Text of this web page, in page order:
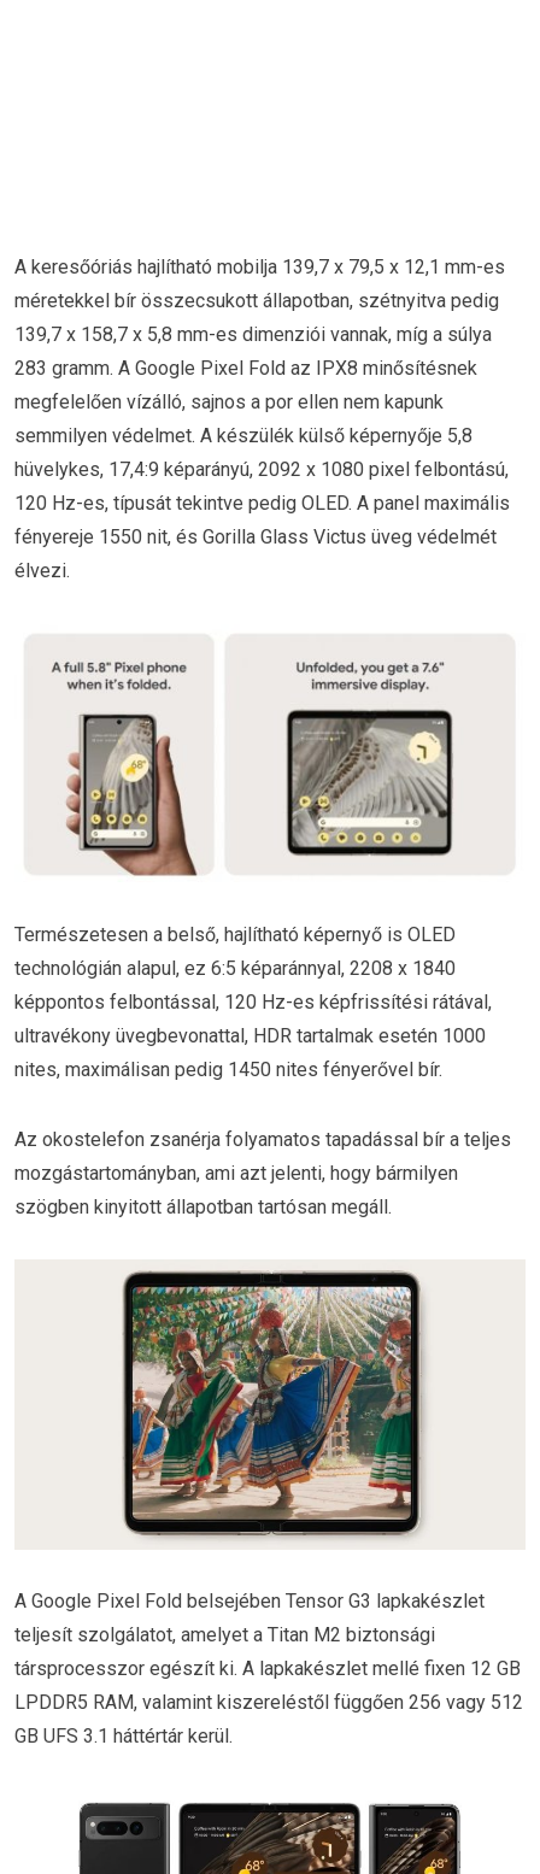
A keresőóriás hajlítható mobilja 139,7 x 79,5 x 12,1 mm-es
méretekkel bír összecsukott állapotban, szétnyitva pedig
139,7 x 158,7 x 5,8 mm-es dimenziói vannak, míg a súlya
283 gramm. A Google Pixel Fold az IPX8 minősítésnek
megfelelően vízálló, sajnos a por ellen nem kapunk
semmilyen védelmet. A készülék külső képernyője 5,8
hüvelykes, 17,4:9 képarányú, 2092 x 1080 pixel felbontású,
120 Hz-es, típusát tekintve pedig OLED. A panel maximális
fényereje 1550 nit, és Gorilla Glass Victus üveg védelmét
élvezi.
Természetesen a belső, hajlítható képernyő is OLED
technológián alapul, ez 6:5 képaránnyal, 2208 x 1840
képpontos felbontással, 120 Hz-es képfrissítési rátával,
ultravékony üvegbevonattal, HDR tartalmak esetén 1000
nites, maximálisan pedig 1450 nites fényerővel bír.
Az okostelefon zsanérja folyamatos tapadással bír a teljes
mozgástartományban, ami azt jelenti, hogy bármilyen
szögben kinyitott állapotban tartósan megáll.
A Google Pixel Fold belsejében Tensor G3 lapkakészlet
teljesít szolgálatot, amelyet a Titan M2 biztonsági
társprocesszor egészít ki. A lapkakészlet mellé fixen 12 GB
LPDDR5 RAM, valamint kiszereléstől függően 256 vagy 512
GB UFS 3.1 háttértár kerül.